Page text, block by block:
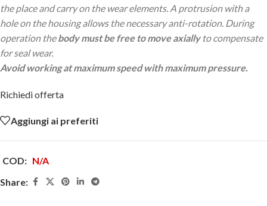
the place and carry on the wear elements. A protrusion with a
hole on the housing allows the necessary anti-rotation. During
operation thebody must be free to move axiallyto compensate
for seal wear.
Avoid working at maximum speed with maximum pressure.
Richiedi offerta
Aggiungi ai preferiti
COD: N/A
Share: